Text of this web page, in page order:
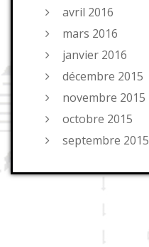
avril 2016
mars 2016
janvier 2016
décembre 2015
novembre 2015
octobre 2015
septembre 2015